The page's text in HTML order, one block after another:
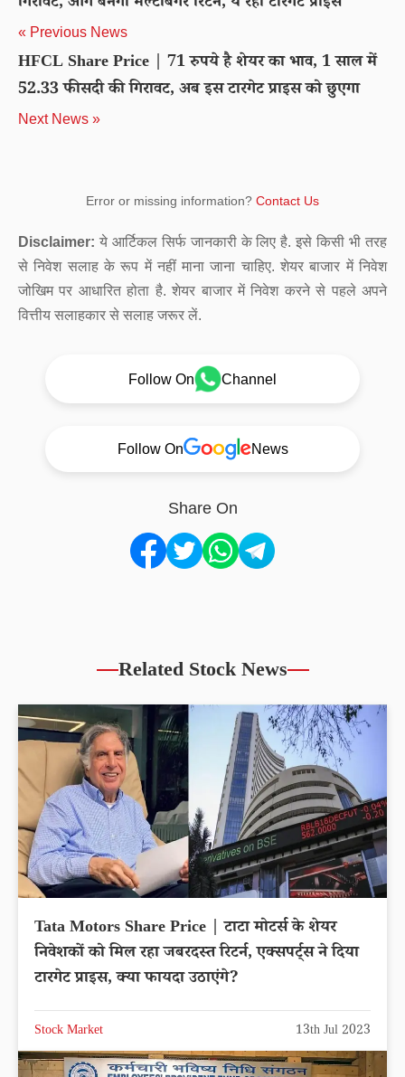
« Previous News
HFCL Share Price | 71 रुपये है शेयर का भाव, 1 साल में
52.33 फीसदी की गिरावट, अब इस टारगेट प्राइस को छुएगा
Next News »
Error or missing information? Contact Us
Disclaimer: ये आर्टिकल सिर्फ जानकारी के लिए है. इसे किसी भी तरह
से निवेश सलाह के रूप में नहीं माना जाना चाहिए. शेयर बाजार में निवेश
जोखिम पर आधारित होता है. शेयर बाजार में निवेश करने से पहले अपने
वित्तीय सलाहकार से सलाह जरूर लें.
Follow On Channel
Follow On News
Share On
Related Stock News
Tata Motors Share Price | टाटा मोटर्स के शेयर
निवेशकों को मिल रहा जबरदस्त रिटर्न, एक्सपर्ट्स ने दिया
टारगेट प्राइस, क्या फायदा उठाएंगे?
Stock Market 13th Jul 2023